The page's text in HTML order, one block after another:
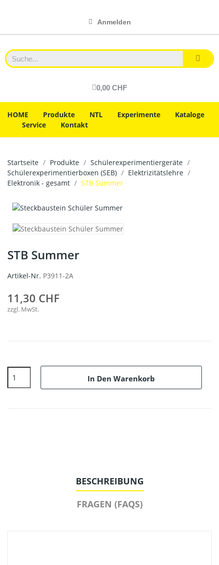
Anmelden
0,00 CHF
HOME Produkte NTL Experimente
Kataloge
Service
Kontakt
Startseite Produkte
Schülerexperimentiergeräte
Schülerexperimentierboxen (SEB)
Elektrizitätslehre
Elektronik - gesamt
STB Summer
STB Summer
Artikel-Nr. P3911-2A
11,30 CHF
zzgl. MwSt.
In Den Warenkorb
BESCHREIBUNG
FRAGEN (FAQS)